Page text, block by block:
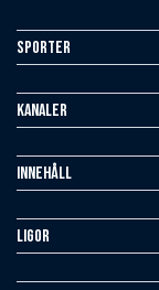
Sporter
Kanaler
Innehåll
Ligor